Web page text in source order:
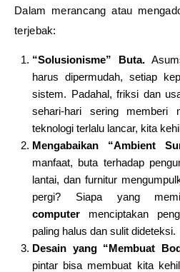
Dalam merancang atau
terjebak:
“Solusionisme” Buta.
harus dipermudah, setiap
sistem. Padahal, friksi dan
sehari-hari sering memberi
teknologi terlalu lancar, kita
Mengabaikan “Ambient
manfaat, buta terhadap
lantai, dan furnitur
pergi? Siapa yang
computer menciptakan
paling halus dan sulit dideteksi.
Desain yang “Membuat
pintar bisa membuat kita